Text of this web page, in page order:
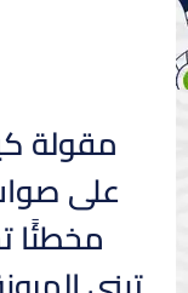
مقولة
على
مخطئًا